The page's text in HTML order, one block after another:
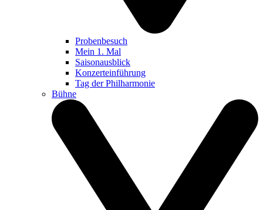
Probenbesuch
Mein 1. Mal
Saisonausblick
Konzerteinführung
Tag der Philharmonie
Bühne